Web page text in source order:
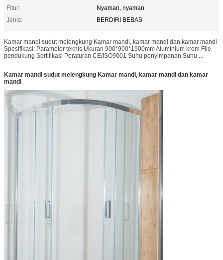
Fitur:
Nyaman, nyaman
Jenis:
BERDIRI BEBAS
Kamar mandi sudut melengkung Kamar mandi, kamar mandi dan kamar mandi
Spesifikasi: Parameter teknis Ukuran 900*900*1900mm Aluminium krom File
pendukung Sertifikasi Peraturan CE/ISO9001 Suhu penyimpanan Suhu ...
Kamar mandi sudut melengkung Kamar mandi, kamar mandi dan kamar
mandi